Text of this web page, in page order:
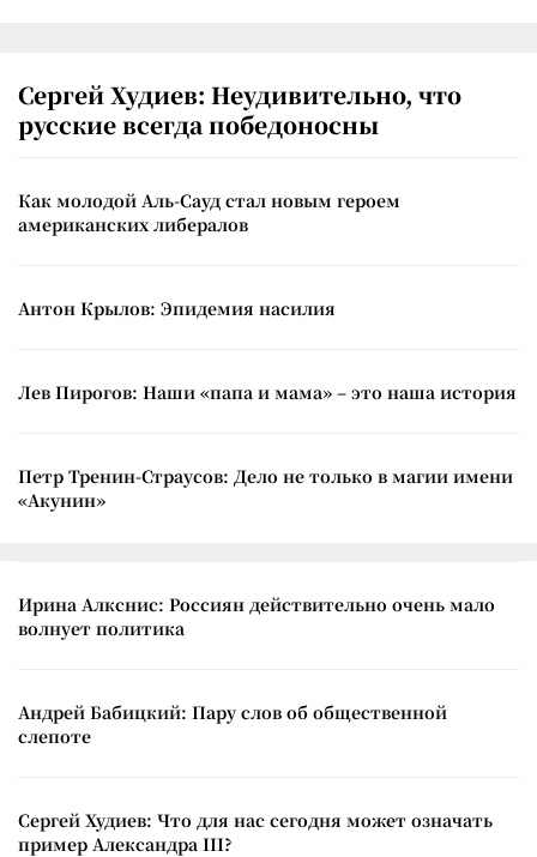
Сергей Худиев: Неудивительно, что
русские всегда победоносны
Как молодой Аль-Сауд стал новым героем
американских либералов
Антон Крылов: Эпидемия насилия
Лев Пирогов: Наши «папа и мама» – это наша история
Петр Тренин-Страусов: Дело не только в магии имени
«Акунин»
Ирина Алкснис: Россиян действительно очень мало
волнует политика
Андрей Бабицкий: Пару слов об общественной
слепоте
Сергей Худиев: Что для нас сегодня может означать
пример Александра III?